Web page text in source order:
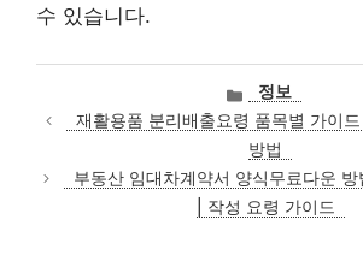
수 있습니다.
카
테
고
리
정보
재활용품 분리배출요령 품목별 가이
방법
부동산 임대차계약서 양식무료다운
| 작성 요령 가이드